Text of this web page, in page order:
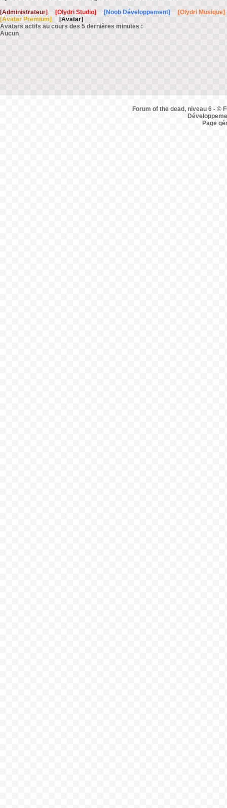
[Administrateur]
[Olydri Studio] [Noob Développement]
[Olydri Musique]
[Avatar Premium]
[Avatar]
Avatars actifs au cours des 5 dernières minutes :
Aucun
Forum of the dead, niveau 6 - ©
Page